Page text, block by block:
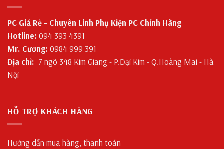
PC Giá Rẻ - Chuyên Linh Phụ Kiện PC Chính Hãng
Hotline: 094 393 4391
Mr. Cương: 0984 999 391
Địa chỉ: 7 ngõ 348 Kim Giang - P.Đại Kim - Q.Hoàng Mai - Hà
Nội
HỖ TRỢ KHÁCH HÀNG
Hướng dẫn mua hàng, thanh toán